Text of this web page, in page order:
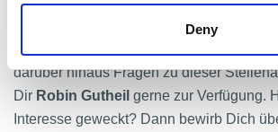
Deny
Weitere Informationen zu Elektro Eggers
darüber hinaus Fragen zu dieser
Dir Robin Gutheil gerne zur Verfügung.
Interesse geweckt? Dann bewirb Dich